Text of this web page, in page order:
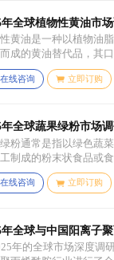
年全球植物性黄油市
黄油是一种以植物油
成的黄油替代品，其
为相似，常见的有大豆
，这些植物油脂经过
、色素等，以改善口
在线咨询 立即订购
年全球蔬果绿粉市场
粉通常是指以绿色蔬
制成的粉末状食品或
素、膳食纤维、维生素
和水果为原料，常见
时也会搭配其他颜色
以丰富营养等绿色水
在线咨询 立即订购
年全球与中国阳离子
：行业趋势与投资
年的全球市场深度调